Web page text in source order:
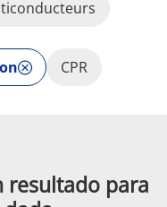
CPR
resultado para